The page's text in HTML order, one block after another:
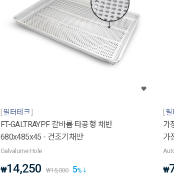
필터테크
FT-GALTRAYPF 갈바륨 타공형 채반
680x485x45 - 건조기채반
Galvalume Hole
₩14,250 ₩15,000 5%
가
가
₩